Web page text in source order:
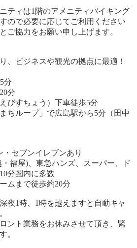
ティは1階のアメニティバイキング
ので必要に応じてご利用ください
ご協力をお願い申し上げます。
、ビジネスや観光の拠点に最適！
分
分
びすちょう）下車徒歩5分
ちループ」で広島駅から5分（田中
セブンイレブンあり
福屋)、東急ハンズ、スーパー、ド
分圏内に多数
ムまで徒歩約20分
夜1時、1時を越えますと自動キャ
ント業務をお休みさせて頂き、緊
。